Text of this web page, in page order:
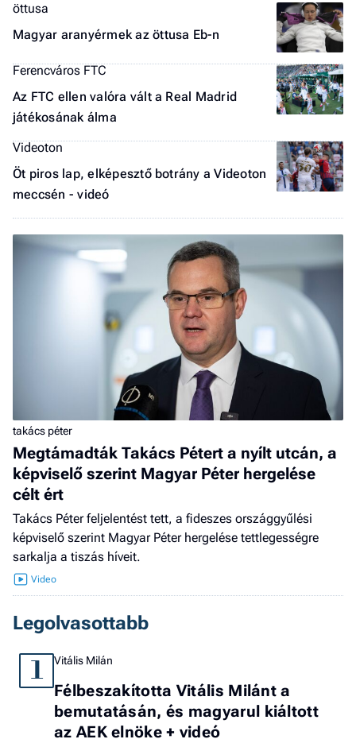
öttusa
Magyar aranyérmek az öttusa Eb-n
Ferencváros FTC
Az FTC ellen valóra vált a Real Madrid
játékosának álma
Videoton
Öt piros lap, elképesztő botrány a Videoton
meccsén - videó
takács péter
Megtámadták Takács Pétert a nyílt utcán, a
képviselő szerint Magyar Péter hergelése
célt ért
Takács Péter feljelentést tett, a fideszes országgyűlési
képviselő szerint Magyar Péter hergelése tettlegességre
sarkalja a tiszás híveit.
Legolvasottabb
1 Vitális Milán
Félbeszakította Vitális Milánt a
bemutatásán, és magyarul kiáltott
az AEK elnöke + videó